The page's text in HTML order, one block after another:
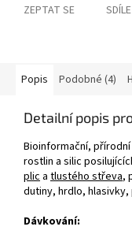
ZEPTAT SE
Popis Podobné (4)
Detailní popis
Bioinformační,
rostlin a silic
plic a tlustého střeva,
dutiny, hrdlo, hlasivky,
Dávkování: